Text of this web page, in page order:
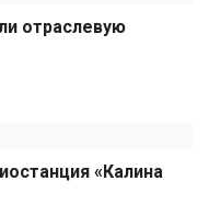
отраслевую
«Калина